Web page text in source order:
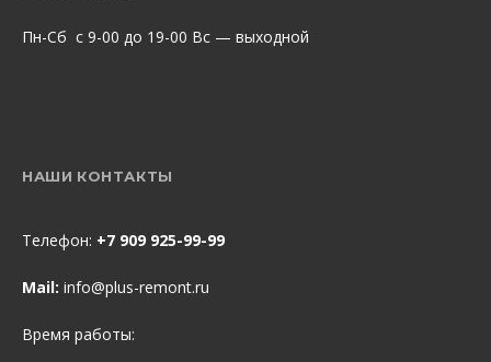
Пн-Сб с 9-00 до 19-00 Вс — выходной
НАШИ КОНТАКТЫ
Телефон: +7 909 925-99-99
Mail: info@plus-remont.ru
Время работы: